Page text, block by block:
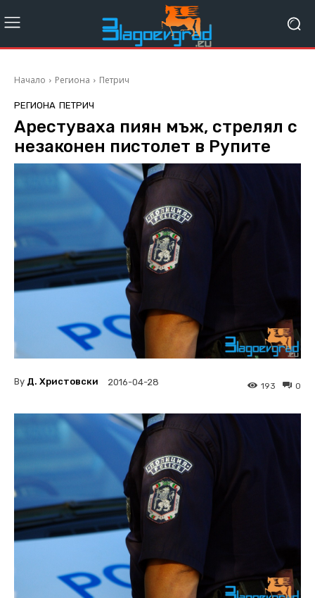
Начало Региона Петрич
РЕГИОНА ПЕТРИЧ
Арестуваха пиян мъж, стрелял с
незаконен пистолет в Рупите
By Д. Христовски 2016-04-28 0
193